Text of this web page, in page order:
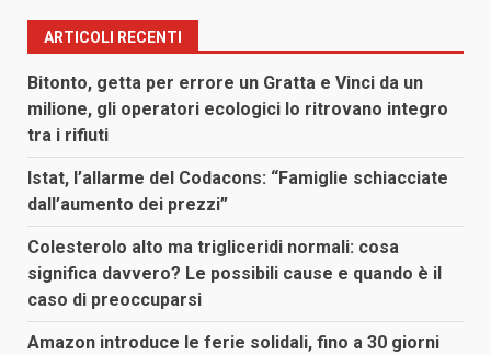
ARTICOLI RECENTI
Bitonto, getta per errore un Gratta e Vinci da un
milione, gli operatori ecologici lo ritrovano integro
tra i rifiuti
Istat, l’allarme del Codacons: “Famiglie schiacciate
dall’aumento dei prezzi”
Colesterolo alto ma trigliceridi normali: cosa
significa davvero? Le possibili cause e quando è il
caso di preoccuparsi
Amazon introduce le ferie solidali, fino a 30 giorni